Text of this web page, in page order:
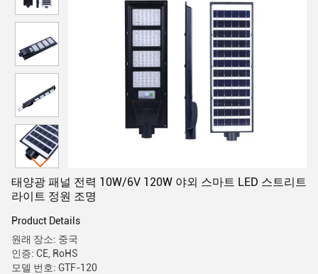
태양광 패널 전력 10W/6V 120W 야외 스마트 LED 스트리트
라이트 정원 조명
Product Details
원래 장소: 중국
인증: CE, RoHS
모델 번호: GTF-120